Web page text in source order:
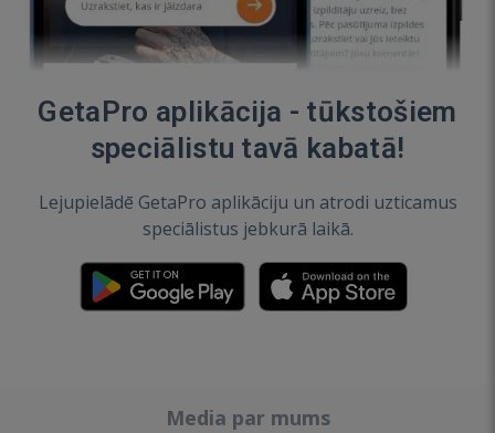
GetaPro aplikācija - tūkstošiem
speciālistu tavā kabatā!
Lejupielādē GetaPro aplikāciju un atrodi uzticamus
speciālistus jebkurā laikā.
Media par mums